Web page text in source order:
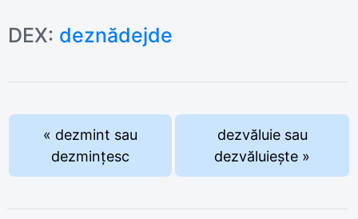
DEX: deznădejde
« dezmint sau
dezmințesc
dezvăluie sau
dezvăluiește »